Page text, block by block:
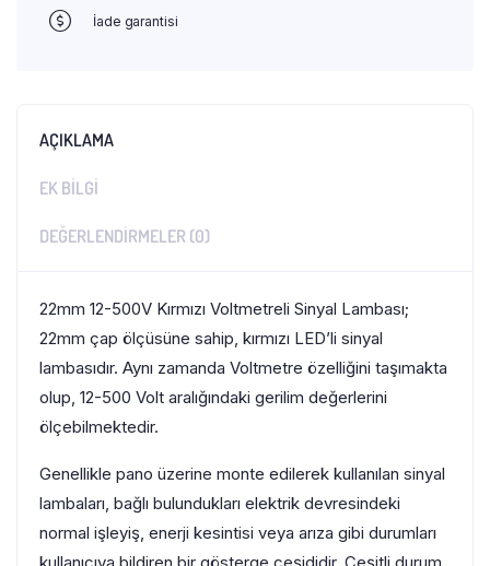
İade garantisi
AÇIKLAMA
EK BILGI
DEĞERLENDIRMELER (0)
22mm 12-500V Kırmızı Voltmetreli Sinyal Lambası;
22mm çap ölçüsüne sahip, kırmızı LED’li sinyal
lambasıdır. Aynı zamanda Voltmetre özelliğini taşımakta
olup, 12-500 Volt aralığındaki gerilim değerlerini
ölçebilmektedir.
Genellikle pano üzerine monte edilerek kullanılan sinyal
lambaları, bağlı bulundukları elektrik devresindeki
normal işleyiş, enerji kesintisi veya arıza gibi durumları